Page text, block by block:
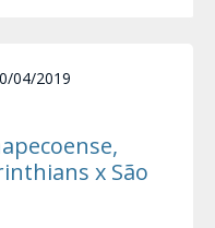
04/2019
x São